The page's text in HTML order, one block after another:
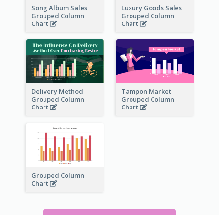
Song Album Sales
Grouped Column
Chart
Luxury Goods Sales
Grouped Column
Chart
Delivery Method
Grouped Column
Chart
Tampon Market
Grouped Column
Chart
Grouped Column
Chart